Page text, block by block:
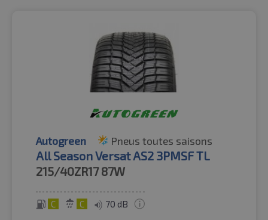
Autogreen Pneus toutes saisons
All Season Versat AS2 3PMSF TL
215/40ZR17 87W
C C 70 dB